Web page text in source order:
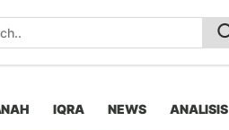
IQRA NEWS ANALISIS